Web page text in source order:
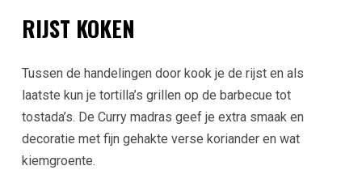
RIJST KOKEN
Tussen de handelingen door kook je de rijst en als
laatste kun je tortilla’s grillen op de barbecue tot
tostada’s. De Curry madras geef je extra smaak en
decoratie met fijn gehakte verse koriander en wat
kiemgroente.